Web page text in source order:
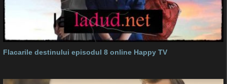
Flacarile destinului episodul 8 online Happy TV